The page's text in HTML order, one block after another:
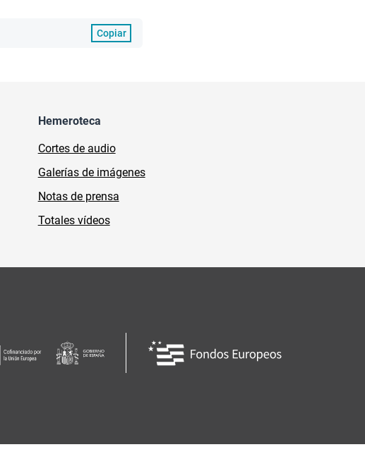
Copiar
Hemeroteca
Cortes de audio
Galerías de imágenes
Notas de prensa
Totales vídeos